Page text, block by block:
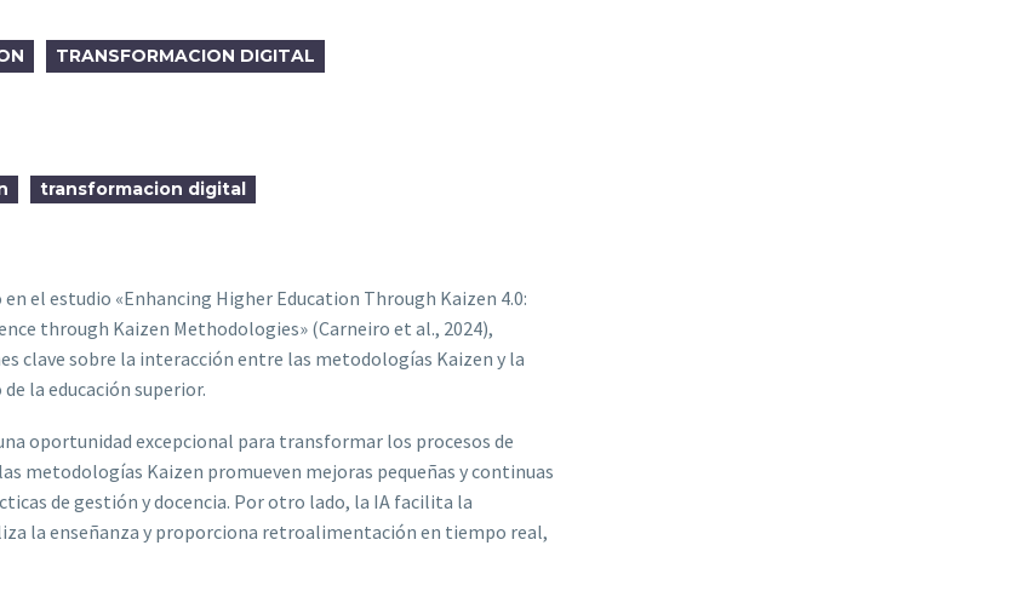
TRANSFORMACION DIGITAL
transformacion digital
el estudio «Enhancing Higher Education Through Kaizen 4.0:
through Kaizen Methodologies» (Carneiro et al., 2024),
clave sobre la interacción entre las metodologías Kaizen y la
la educación superior.
oportunidad excepcional para transformar los procesos de
metodologías Kaizen promueven mejoras pequeñas y continuas
de gestión y docencia. Por otro lado, la IA facilita la
la enseñanza y proporciona retroalimentación en tiempo real,